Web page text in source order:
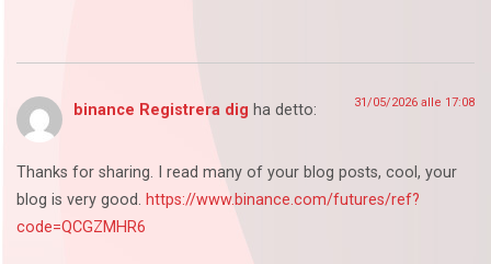
binance Registrera dig ha detto: 31/05/2026 alle 17:08
Thanks for sharing. I read many of your blog posts, cool, your
blog is very good. https://www.binance.com/futures/ref?
code=QCGZMHR6